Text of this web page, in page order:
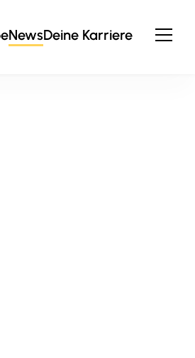
NewsDeine Karriere